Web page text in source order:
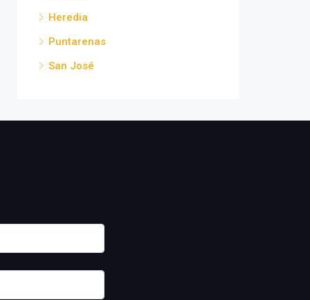
Heredia
Puntarenas
San José